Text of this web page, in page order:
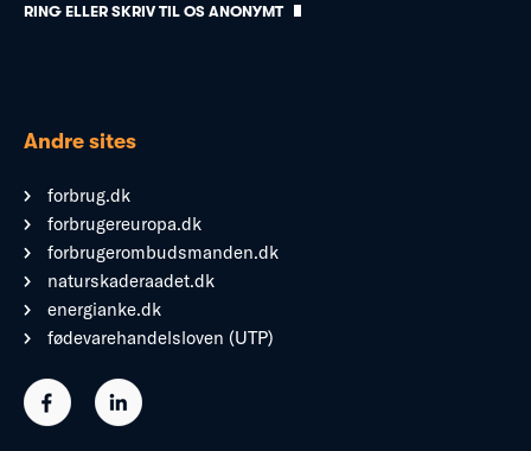
RING ELLER SKRIV TIL OS ANONYMT
Andre sites
forbrug.dk
forbrugereuropa.dk
forbrugerombudsmanden.dk
naturskaderaadet.dk
energianke.dk
fødevarehandelsloven (UTP)